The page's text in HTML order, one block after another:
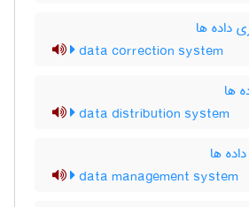
داده ها
data correction system
ها
data distribution system
ها
data management system